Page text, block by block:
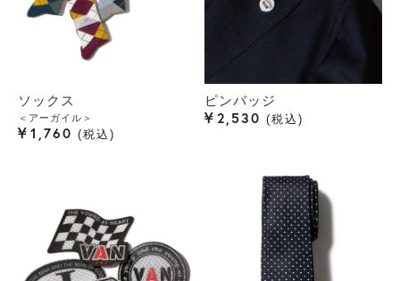
ソックス
＜アーガイル＞
¥ 1,760 税込
ピンバッジ
¥ 2,530 税込